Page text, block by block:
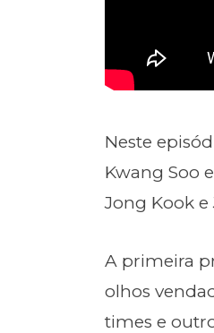
Neste
Kwang Soo
Jong Kook
A primeira
olhos
times e